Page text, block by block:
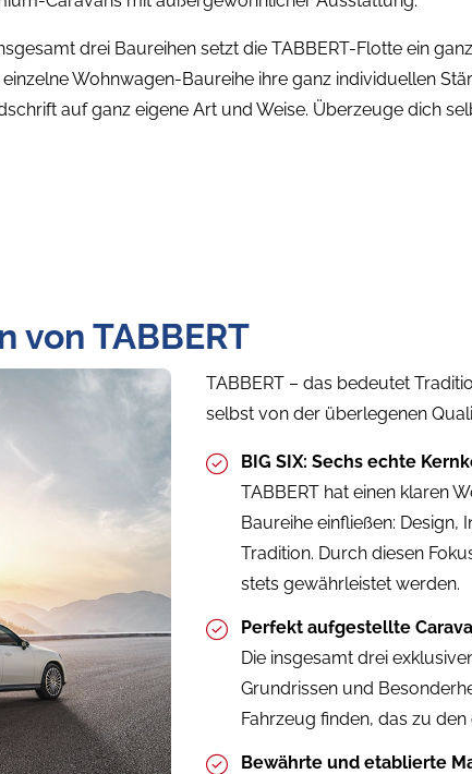
drei Baureihen setzt die TABBERT-Flotte ein
Wohnwagen-Baureihe ihre ganz individuellen
auf ganz eigene Art und Weise. Überzeuge dich
von TABBERT
TABBERT – das bedeutet
selbst von der überlegenen
BIG SIX: Sechs echte
TABBERT hat einen klaren
Baureihe einfließen: Design,
Tradition. Durch diesen
stets gewährleistet werden.
Perfekt aufgestellte
Die insgesamt drei
Grundrissen und
Fahrzeug finden, das zu
Bewährte und etablierte